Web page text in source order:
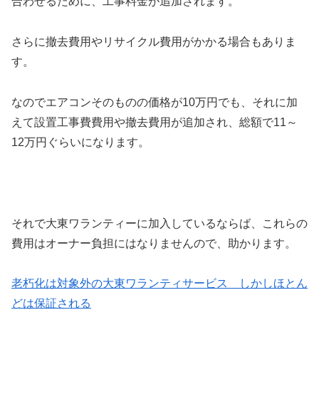
さらに撤去費用やリサイクル費用がかかる場合もありま
す。
なのでエアコンそのものの価格が10万円でも、それに加
えて設置工事費費用や撤去費用が追加され、総額で11～
12万円ぐらいになります。
それで大東ワランティーに加入しているならば、これらの
費用はオーナー負担にはなりませんので、助かります。
老朽化は対象外の大東ワランティサービス しかしほとん
どは保証される